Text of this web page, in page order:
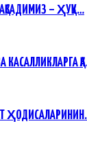
– ҲУҚУ…
КАСАЛЛИКЛАРГА